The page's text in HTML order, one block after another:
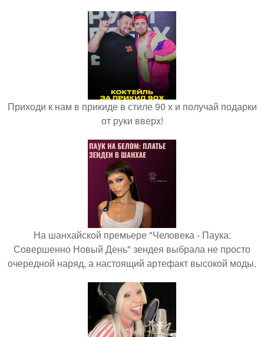
Приходи к нам в прикиде в стиле 90 х и получай подарки
от руки вверх!
На шанхайской премьере "Человека - Паука:
Совершенно Новый День" зендея выбрала не просто
очередной наряд, а настоящий артефакт высокой моды.